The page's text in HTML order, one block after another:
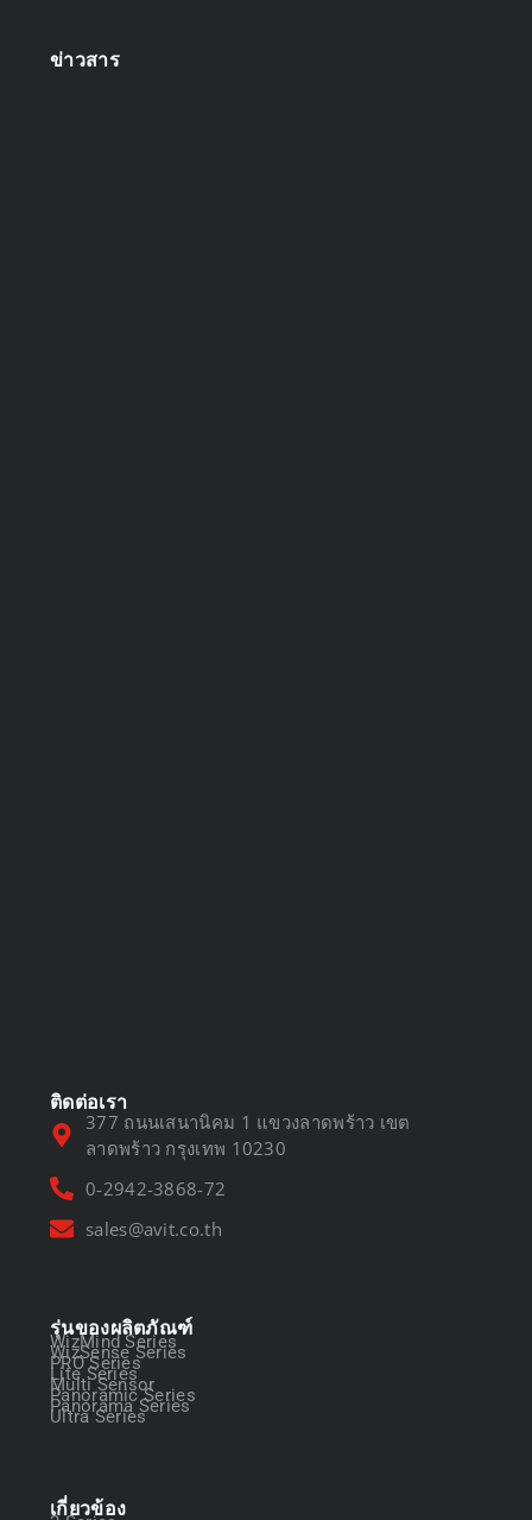
ข่าวสาร
ติดต่อเรา
377 ถนนเสนานิคม 1 แขวงลาดพร้าว เขต
ลาดพร้าว กรุงเทพ 10230
0-2942-3868-72
sales@avit.co.th
รุ่นของผลิตภัณฑ์
WizMind Series
WizSense Series
PRO Series
Lite Series
Multi Sensor
Panoramic Series
Panorama Series
Ultra Series
เกี่ยวข้อง